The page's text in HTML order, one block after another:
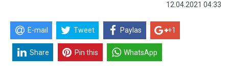
12.04.2021 04:33
E-mail Tweet Paylas +1
Share Pin this WhatsApp